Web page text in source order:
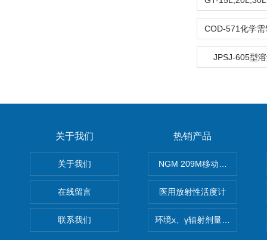
JPSJ-605型
关于我们
关于我们
在线留言
联系我们
热销产品
NGM 209M移动式惰性气体
医用放射性活度计
环境x、γ辐射剂量率仪